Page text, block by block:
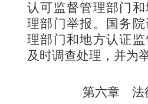
认可监督管理部门
理部门举报。国务
理部门和地方认证
及时调查处理，并为
第六章 法